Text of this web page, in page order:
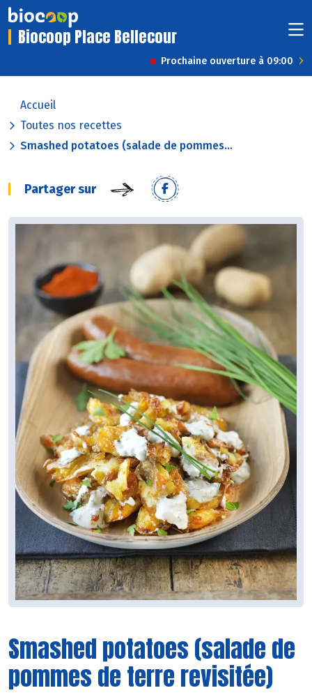
Biocoop Place Bellecour
Prochaine ouverture à 09:00
Accueil
Toutes nos recettes
Smashed potatoes (salade de pommes...
Partager sur
Smashed potatoes (salade de
pommes de terre revisitée)